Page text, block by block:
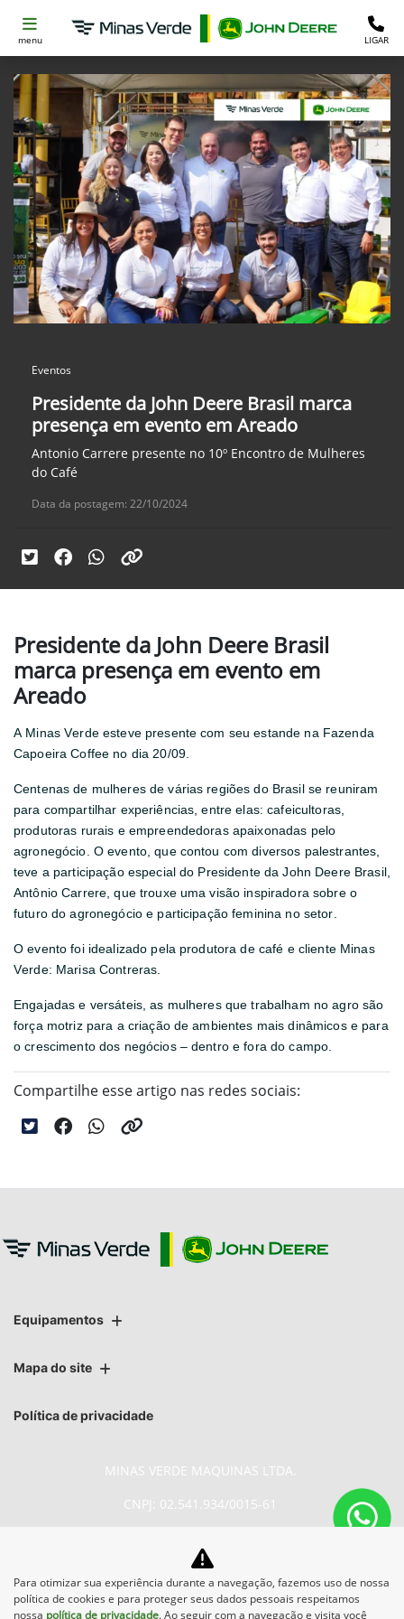
menu LIGAR
Eventos
Presidente da John Deere Brasil marca
presença em evento em Areado
Antonio Carrere presente no 10º Encontro de Mulheres
do Café
Data da postagem: 22/10/2024
Presidente da John Deere Brasil
marca presença em evento em
Areado
A Minas Verde esteve presente com seu estande na Fazenda
Capoeira Coffee no dia 20/09.
Centenas de mulheres de várias regiões do Brasil se reuniram
para compartilhar experiências, entre elas: cafeicultoras,
produtoras rurais e empreendedoras apaixonadas pelo
agronegócio. O evento, que contou com diversos palestrantes,
teve a participação especial do Presidente da John Deere Brasil,
Antônio Carrere, que trouxe uma visão inspiradora sobre o
futuro do agronegócio e participação feminina no setor.
O evento foi idealizado pela produtora de café e cliente Minas
Verde: Marisa Contreras.
Engajadas e versáteis, as mulheres que trabalham no agro são
força motriz para a criação de ambientes mais dinâmicos e para
o crescimento dos negócios – dentro e fora do campo.
Compartilhe esse artigo nas redes sociais:
Equipamentos
Mapa do site
Política de privacidade
MINAS VERDE MAQUINAS LTDA.
CNPJ: 02.541.934/0015-61
No trânsito, enxergar o outro
salva vidas.
Para otimizar sua experiência durante a navegação, fazemos uso de nossa
política de cookies e para proteger seus dados pessoais respeitamos
nossa política de privacidade. Ao seguir com a navegação e visita você